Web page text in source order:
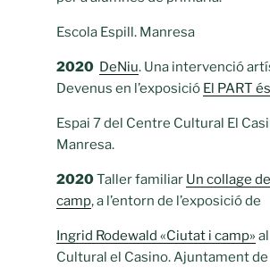
Escola Espill. Manresa
2020 DeNiu. Una intervenció
Devenus en l’exposició El PART
Espai 7 del Centre Cultural El
Manresa.
2020Taller familiar Un collage
camp, a l’entorn de l’exposició de
Ingrid Rodewald «Ciutat i camp»
Cultural el Casino. Ajuntament